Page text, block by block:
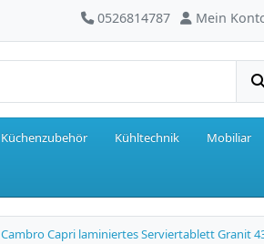
0526814787 Mein
Küchenzubehör Kühltechnik Mobiliar
Cambro Capri laminiertes Serviertablett Granit